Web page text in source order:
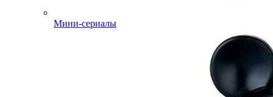
Мини-сериалы